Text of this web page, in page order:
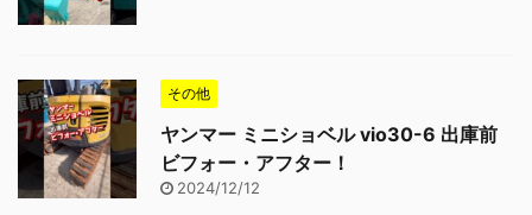
その他
ヤンマー ミニショベル vio30-6 出庫前
ビフォー・アフター！
2024/12/12